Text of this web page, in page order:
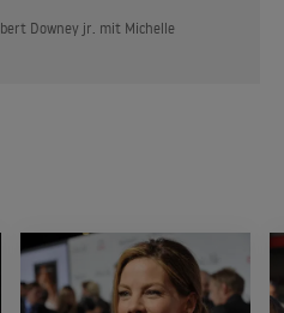
Downey jr. mit Michelle